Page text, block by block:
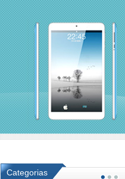
Categorias